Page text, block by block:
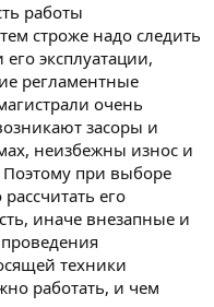
работы
строже надо следить
эксплуатации,
регламентные
очень
засоры и
неизбежны износ и
Поэтому при выборе
его
иначе внезапные и
техники
работать, и чем